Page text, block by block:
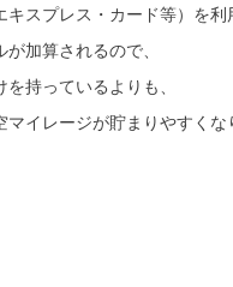
キスプレス・カード等）を利
加算されるので、
持っているよりも、
マイレージが貯まりやすくな